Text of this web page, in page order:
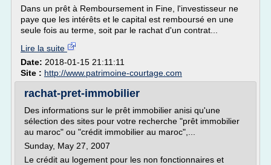
Dans un prêt à Remboursement in Fine, l'investisseur ne
paye que les intérêts et le capital est remboursé en une
seule fois au terme, soit par le rachat d'un contrat...
Lire la suite
Date: 2018-01-15 21:11:11
Site : http://www.patrimoine-courtage.com
rachat-pret-immobilier
Des informations sur le prêt immobilier anisi qu'une
sélection des sites pour votre recherche "prêt immobilier
au maroc" ou "crédit immobilier au maroc",...
Sunday, May 27, 2007
Le crédit au logement pour les non fonctionnaires et